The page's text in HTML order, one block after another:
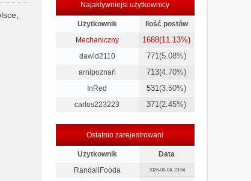
Najaktywniejsi użytkownicy
Użytkownik
Ilość postów
Mechaniczny
1688(11.13%)
dawid2110 771(5.08%)
arnipoznań 713(4.70%)
InRed 531(3.50%)
carlos223223 371(2.45%)
Ostatnio zarejestrowani
Użytkownik
Data
RandallFooda
2026-08-04, 23:54